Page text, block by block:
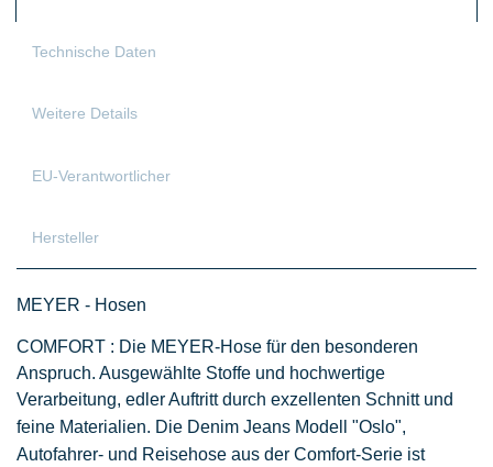
Technische Daten
Weitere Details
EU-Verantwortlicher
Hersteller
MEYER - Hosen
COMFORT : Die MEYER-Hose für den besonderen
Anspruch. Ausgewählte Stoffe und hochwertige
Verarbeitung, edler Auftritt durch exzellenten Schnitt und
feine Materialien. Die Denim Jeans Modell "Oslo",
Autofahrer- und Reisehose aus der Comfort-Serie ist